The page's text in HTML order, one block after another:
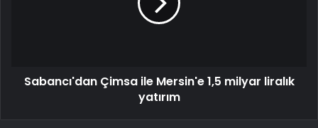
Sabancı'dan Çimsa ile Mersin'e 1,5 milyar liralık
yatırım